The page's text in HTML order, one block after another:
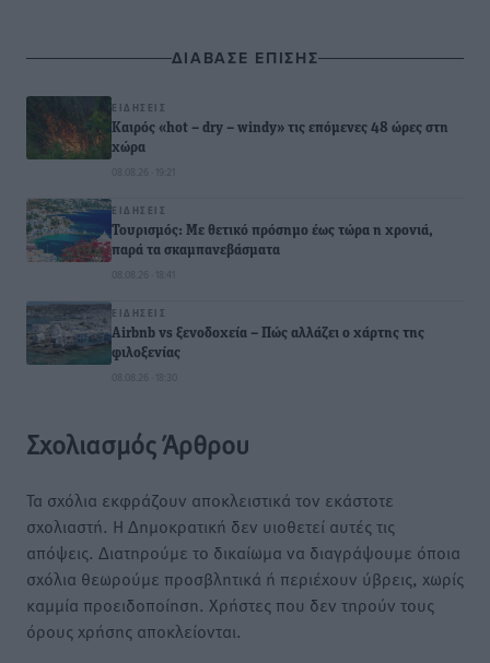
ΔΙΑΒΑΣΕ ΕΠΙΣΗΣ
ΕΙΔΉΣΕΙΣ
Καιρός «hot – dry – windy» τις επόμενες 48 ώρες στη
χώρα
08.08.26 · 19:21
ΕΙΔΉΣΕΙΣ
Τουρισμός: Με θετικό πρόσημο έως τώρα η χρονιά,
παρά τα σκαμπανεβάσματα
08.08.26 · 18:41
ΕΙΔΉΣΕΙΣ
Airbnb vs ξενοδοχεία – Πώς αλλάζει ο χάρτης της
φιλοξενίας
08.08.26 · 18:30
Σχολιασμός Άρθρου
Τα σχόλια εκφράζουν αποκλειστικά τον εκάστοτε
σχολιαστή. Η Δημοκρατική δεν υιοθετεί αυτές τις
απόψεις. Διατηρούμε το δικαίωμα να διαγράψουμε όποια
σχόλια θεωρούμε προσβλητικά ή περιέχουν ύβρεις, χωρίς
καμμία προειδοποίηση. Χρήστες που δεν τηρούν τους
όρους χρήσης αποκλείονται.